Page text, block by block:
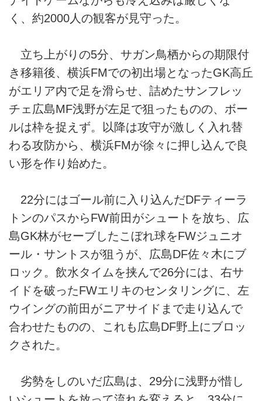
く、約2000人の観客が見守った。
立ち上がりの5分、サガン鳥栖からの期限付
き移籍後、横浜FMでの初出場となったGK高丘
がエリア内で足を滑らせ、詰めたサンフレッ
チェ広島MF浅野が左足で狙ったものの、ボー
ルは枠を捉えず。以降は攻守が激しく入れ替
わる攻防から、横浜FMが徐々に押し込んで良
い形を作り始めた。
22分にはゴール前に入り込んだDFティーラ
トンのパスからFW前田がシュートを放ち、広
島GK林がセーブしたこぼれ球をFWジュニオ
ール・サントスが狙うが、広島DF佐々木にブ
ロック。飲水タイムを挟んで26分には、右サ
イドを破ったFWエリキのセンタリングに、左
ウイングの前田がニアサイドまで走り込んで
合わせたものの、これも広島DF野上にブロッ
クされた。
劣勢をしのいだ広島は、29分に浅野が惜し